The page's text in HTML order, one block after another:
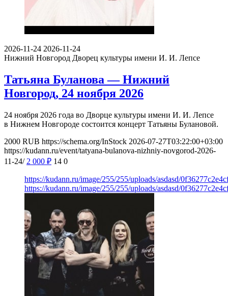
2026-11-24 2026-11-24
Нижний Новгород Дворец культуры имени И. И. Лепсе
Татьяна Буланова — Нижний
Новгород, 24 ноября 2026
24 ноября 2026 года во Дворце культуры имени И. И. Лепсе
в Нижнем Новгороде состоится концерт Татьяны Булановой.
2000 RUB https://schema.org/InStock 2026-07-27T03:22:00+03:00
https://kudann.ru/event/tatyana-bulanova-nizhniy-novgorod-2026-
11-24/ 2 000 ₽ 14 0
https://kudann.ru/image/255/255/uploads/asdasd/
https://kudann.ru/image/255/255/uploads/asdasd/